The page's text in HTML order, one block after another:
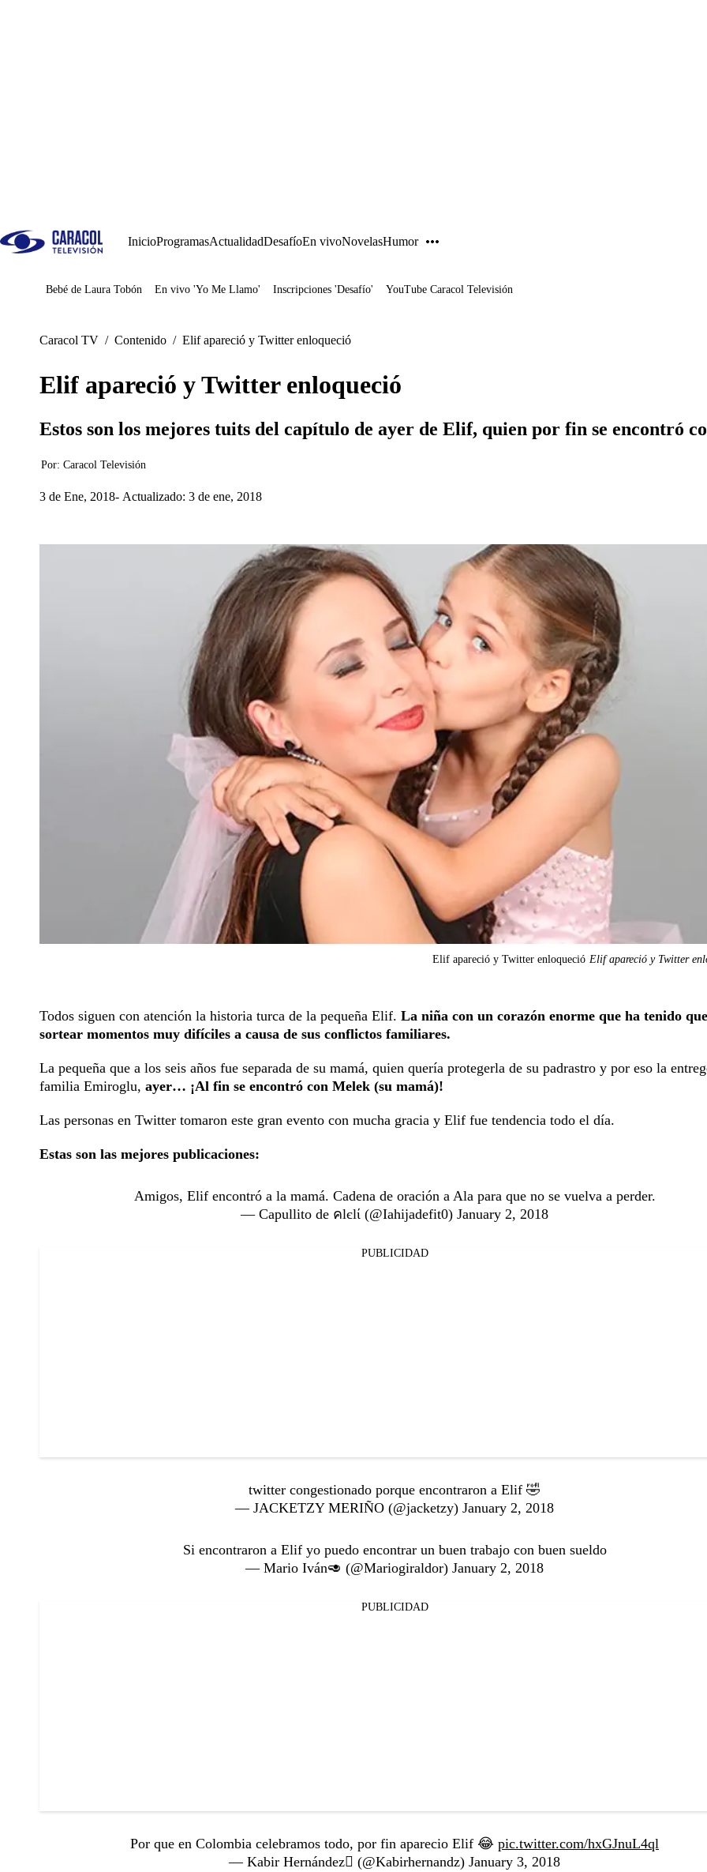
InicioProgramasActualidadDesafíoEn vivoNovelasHumor
Juegos
Bebé de Laura Tobón En vivo 'Yo Me Llamo' Inscripciones 'Desafío' YouTube Caracol Televisión
Caracol TV / Contenido / Elif apareció y Twitter enloqueció
Elif apareció y Twitter enloqueció
Estos son los mejores tuits del capítulo de ayer de Elif, quien por fin se encontró
Por: Caracol Televisión
3 de Ene, 2018 Actualizado: 3 de ene, 2018
Elif apareció y Twitter enloqueció Elif apareció y Twitter
Todos siguen con atención la historia turca de la pequeña Elif. La niña con un corazón enorme que ha tenido que
sortear momentos muy difíciles a causa de sus conflictos familiares.
La pequeña que a los seis años fue separada de su mamá, quien quería protegerla de su padrastro y por eso la
familia Emiroglu, ayer… ¡Al fin se encontró con Melek (su mamá)!
Las personas en Twitter tomaron este gran evento con mucha gracia y Elif fue tendencia todo el día.
Estas son las mejores publicaciones:
Amigos, Elif encontró a la mamá. Cadena de oración a Ala para que no se vuelva a perder.
— Capullito de คlєlί (@Iahijadefit0) January 2, 2018
PUBLICIDAD
twitter congestionado porque encontraron a Elif 🤣
— JACKETZY MERIÑO (@jacketzy) January 2, 2018
Si encontraron a Elif yo puedo encontrar un buen trabajo con buen sueldo
— Mario Iván🥑 (@Mariogiraldor) January 2, 2018
PUBLICIDAD
Por que en Colombia celebramos todo, por fin aparecio Elif 😂 pic.twitter.com/hxGJnuL4ql
— Kabir Hernández (@Kabirhernandz) January 3, 2018